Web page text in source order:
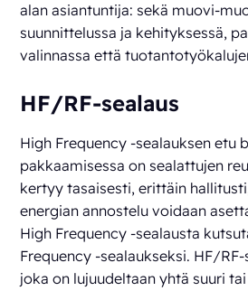
alan asiantuntija: sekä muovi-
suunnittelussa ja kehityksessä,
valinnassa että
HF/RF-sealaus
High Frequency -sealauksen etu
pakkaamisessa on sealattujen
kertyy tasaisesti, erittäin
energian annostelu voidaan
High Frequency -sealausta
Frequency -sealaukseksi. HF/
joka on lujuudeltaan yhtä suuri